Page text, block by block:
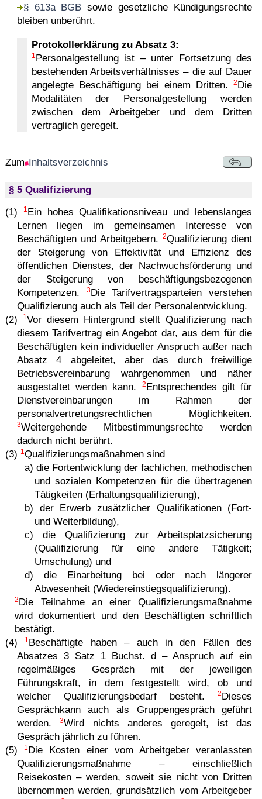
§ 613a BGB sowie gesetzliche Kündigungsrechte
bleiben unberührt.
Protokollerklärung zu Absatz 3:
1 Personalgestellung ist – unter Fortsetzung des
bestehenden Arbeitsverhältnisses – die auf Dauer
angelegte Beschäftigung bei einem Dritten.2Die
Modalitäten der Personalgestellung werden
zwischen dem Arbeitgeber und dem Dritten
vertraglich geregelt.
Zum Inhaltsverzeichnis
§ 5 Qualifizierung
(1)
1 Ein hohes Qualifikationsniveau und lebenslanges
Lernen liegen im gemeinsamen Interesse von
Beschäftigten und Arbeitgebern.2Qualifizierung dient
der Steigerung von Effektivität und Effizienz des
öffentlichen Dienstes, der Nachwuchsförderung und
der Steigerung von beschäftigungsbezogenen
Kompetenzen.
3Die Tarifvertragsparteien verstehen
Qualifizierung auch als Teil der Personalentwicklung.
(2)
1 Vor diesem Hintergrund stellt Qualifizierung nach
diesem Tarifvertrag ein Angebot dar, aus dem für die
Beschäftigten kein individueller Anspruch außer nach
Absatz 4 abgeleitet, aber das durch freiwillige
Betriebsvereinbarung wahrgenommen und näher
ausgestaltet werden kann.
2 Entsprechendes gilt für
Dienst­ver­ein­ba­rungen im Rahmen der
personalvertretungsrechtlichen Möglichkeiten.
3Weitergehende Mitbestimmungsrechte werden
dadurch nicht berührt.
(3) 1 Qualifizierungsmaßnahmen sind
a) die Fortentwicklung der fachlichen, methodischen
und sozialen Kompetenzen für die übertragenen
Tätigkeiten (Erhaltungsqualifizierung),
b) der Erwerb zusätzlicher Qualifikationen (Fort-
und Weiterbildung),
c) die Qualifizierung zur Arbeitsplatzsicherung
(Qualifizierung für eine andere Tätigkeit;
Umschulung) und
d) die Einarbeitung bei oder nach längerer
Abwesenheit (Wiedereinstiegsqualifizierung).
2 Die Teilnahme an einer Qualifizierungsmaßnahme
wird dokumentiert und den Beschäftigten schriftlich
bestätigt.
(4)
1 Beschäftigte haben – auch in den Fällen des
Absatzes 3 Satz 1 Buchst. d – Anspruch auf ein
regelmäßiges Gespräch mit der jeweiligen
Führungskraft, in dem festgestellt wird, ob und
welcher Qualifizierungsbedarf besteht.2 Dieses
Gesprächkann auch als Gruppengespräch geführt
werden.3Wird nichts anderes geregelt, ist das
Gespräch jährlich zu führen.
(5)
1 Die Kosten einer vom Arbeitgeber veranlassten
Qualifizierungsmaßnahme – einschließlich
Reisekosten – werden, soweit sie nicht von Dritten
übernommen werden, grundsätzlich vom Arbeitgeber